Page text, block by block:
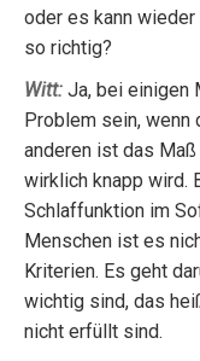
oder es kann
so richtig?
Witt: Ja, bei einigen
Problem sein, wenn
anderen ist das
wirklich knapp wird.
Schlaffunktion im
Menschen ist es
Kriterien. Es geht
wichtig sind, das
nicht erfüllt sind.